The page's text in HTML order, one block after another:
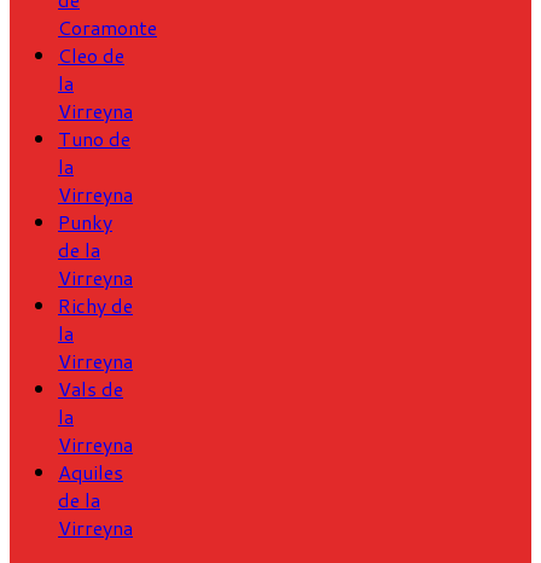
Coramonte
Cleo de
la
Virreyna
Tuno de
la
Virreyna
Punky
de la
Virreyna
Richy de
la
Virreyna
Vals de
la
Virreyna
Aquiles
de la
Virreyna